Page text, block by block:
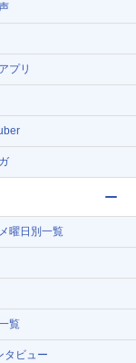
プリ
曜日別一覧
覧
タビュー